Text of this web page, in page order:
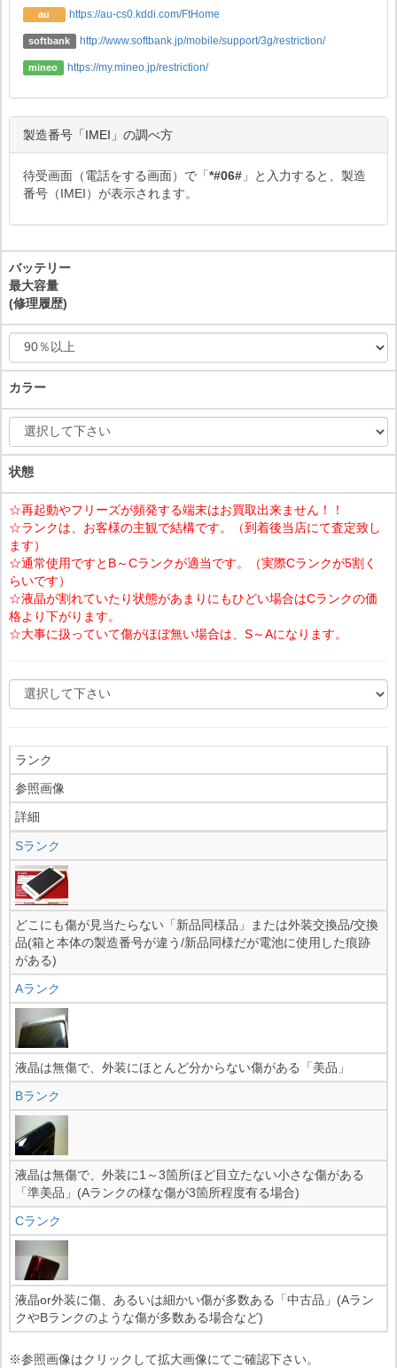
au https://au-cs0.kddi.com/FtHome
softbank http://www.softbank.jp/mobile/support/3g/restriction/
mineo https://my.mineo.jp/restriction/
製造番号「IMEI」の調べ方
待受画面（電話をする画面）で「*#06# 」と入力すると、製造
番号（IMEI）が表示されます。
バッテリー
最大容量
(修理履歴)
カラー
状態
☆再起動やフリーズが頻発する端末はお買取出来ません！！
☆ランクは、お客様の主観で結構です。（到着後当店にて査定致し
ます）
☆通常使用ですとB～Cランクが適当です。（実際Cランクが5割く
らいです）
☆液晶が割れていたり状態があまりにもひどい場合はCランクの価
格より下がります。
☆大事に扱っていて傷がほぼ無い場合は、S～Aになります。
ランク
参照画像
詳細
Sランク
どこにも傷が見当たらない「新品同様品」または外装交換品/交換
品(箱と本体の製造番号が違う/新品同様だが電池に使用した痕跡
がある)
Aランク
液晶は無傷で、外装にほとんど分からない傷がある「美品」
Bランク
液晶は無傷で、外装に1～3箇所ほど目立たない小さな傷がある
「準美品」(Aランクの様な傷が3箇所程度有る場合)
Cランク
液晶or外装に傷、あるいは細かい傷が多数ある「中古品」(Aラン
クやBランクのような傷が多数ある場合など)
※参照画像はクリックして拡大画像にてご確認下さい。